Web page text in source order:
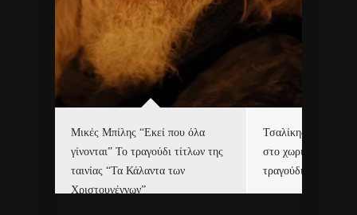
Μικές Μπίλης “Εκεί που όλα
γίνονται” Το τραγούδι τίτλων της
ταινίας “Τα Κάλαντα των
Χριστουγέννων”
Τσαλίκης,
στο χωριό του Άι
τραγούδι και video